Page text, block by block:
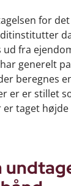
for det
ud fra
generelt
beregnes
er er stillet
er taget